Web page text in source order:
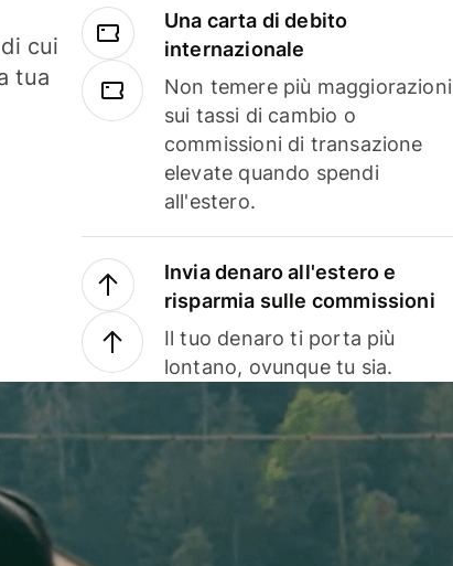
cui
tua
Una carta di debito
internazionale
Non temere più maggiorazioni
sui tassi di cambio o
commissioni di transazione
elevate quando spendi
all'estero.
Invia denaro all'estero e
risparmia sulle commissioni
Il tuo denaro ti porta più
lontano, ovunque tu sia.